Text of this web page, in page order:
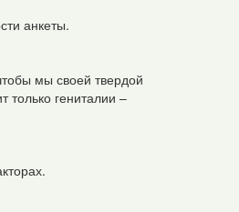
анкеты.
мы своей твердой
только гениталии –